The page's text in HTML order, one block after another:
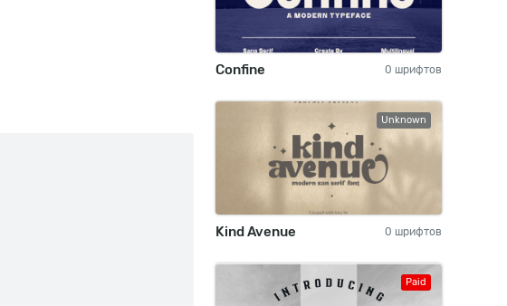
Confine 0 шрифтов
Unknown
Kind Avenue 0 шрифтов
Paid